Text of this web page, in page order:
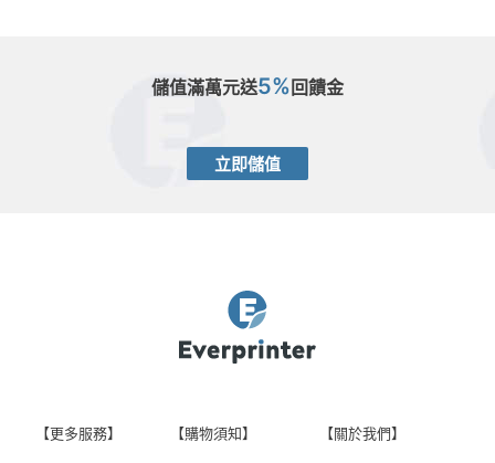
儲值滿萬元送5% 回饋金
立即儲值
【更多服務】 【購物須知】 【關於我們】